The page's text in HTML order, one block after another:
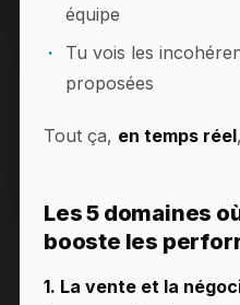
équipe
Tu vois les
proposées
Tout ça, en temps réel
Les 5 domaines
booste les
1. La vente et la